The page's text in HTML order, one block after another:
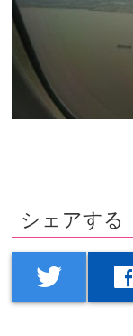
シェアする
twitter